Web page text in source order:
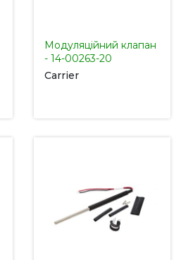
Модуляційний клапан
- 14-00263-20
Carrier